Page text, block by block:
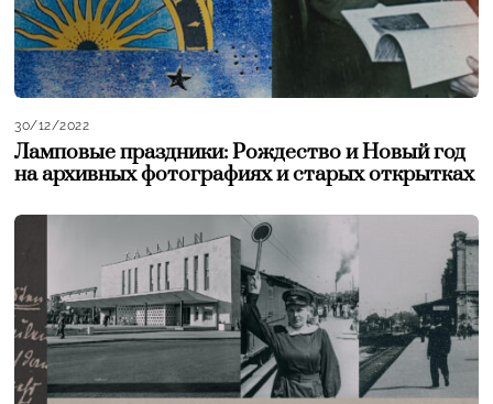
30/12/2022
Ламповые праздники: Рождество и Новый год
на архивных фотографиях и старых открытках